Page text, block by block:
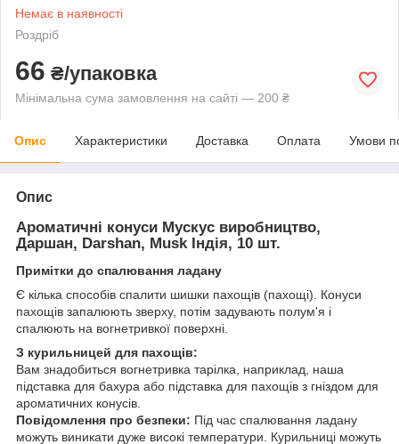
Немає в наявності
Роздріб
66 ₴/упаковка
Мінімальна сума замовлення на сайті — 200 ₴
Опис Характеристики Доставка Оплата Умови
Опис
Ароматичні конуси Мускус виробництво,
Даршан, Darshan, Musk Індія, 10 шт.
Примітки до спалювання ладану
Є кілька способів спалити шишки пахощів (пахощі). Конуси
пахощів запалюють зверху, потім задувають полум'я і
спалюють на вогнетривкої поверхні.
З курильницей для пахощів:
Вам знадобиться вогнетривка тарілка, наприклад, наша
підставка для бахура або підставка для пахощів з гніздом для
ароматичних конусів.
Повідомлення про безпеки: Під час спалювання ладану
можуть виникати дуже високі температури. Курильниці можуть